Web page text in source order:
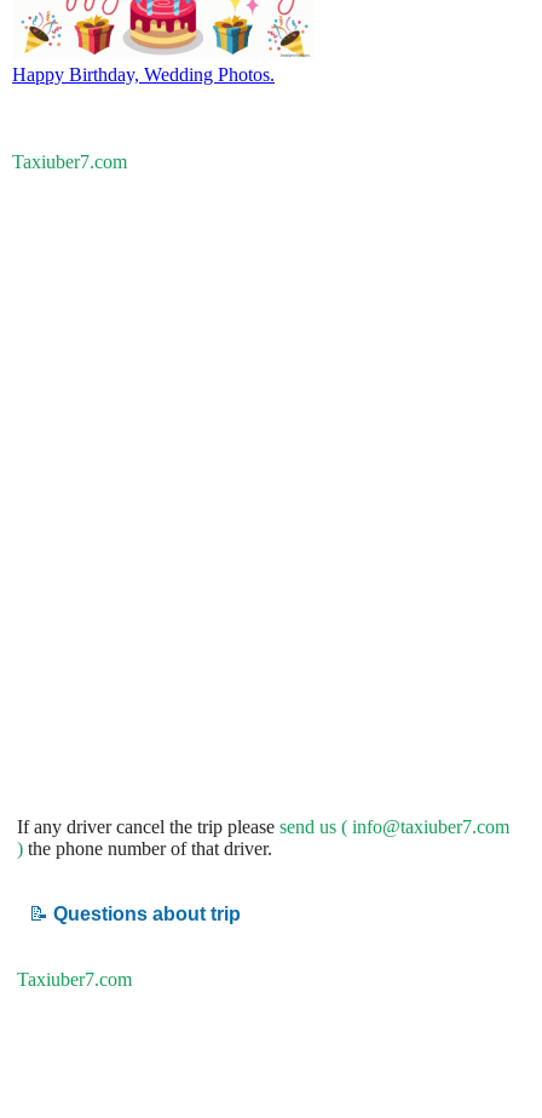
Happy Birthday, Wedding Photos.
Taxiuber7.com
If any driver cancel the trip please send us ( info@taxiuber7.com
) the phone number of that driver.
📝 Questions about trip
Taxiuber7.com